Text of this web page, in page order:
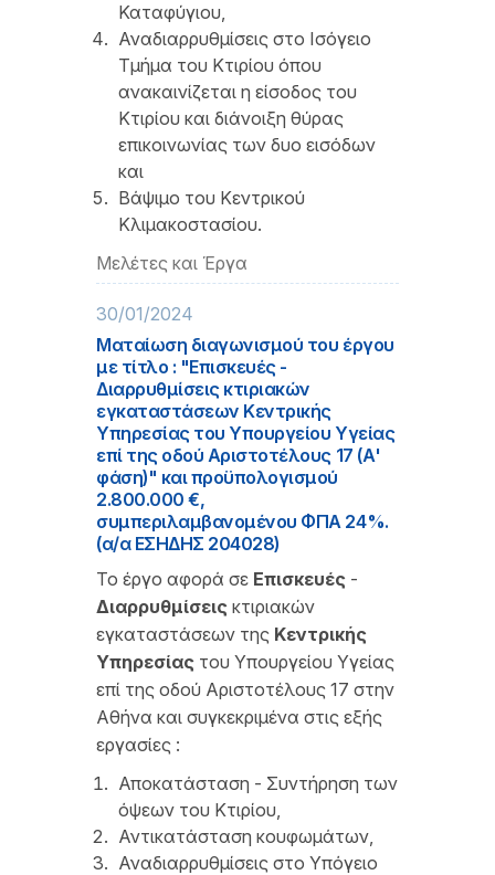
Καταφύγιου,
Αναδιαρρυθμίσεις στο Ισόγειο
Τμήμα του Κτιρίου όπου
ανακαινίζεται η είσοδος του
Κτιρίου και διάνοιξη θύρας
επικοινωνίας των δυο εισόδων
και
Βάψιμο του Κεντρικού
Κλιμακοστασίου.
Μελέτες και Έργα
30/01/2024
Ματαίωση διαγωνισμού του έργου
με τίτλο : "Επισκευές -
Διαρρυθμίσεις κτιριακών
εγκαταστάσεων Κεντρικής
Υπηρεσίας του Υπουργείου Υγείας
επί της οδού Αριστοτέλους 17 (Α'
φάση)" και προϋπολογισμού
2.800.000 €,
συμπεριλαμβανομένου ΦΠΑ 24%.
(α/α ΕΣΗΔΗΣ 204028)
Το έργο αφορά σε Επισκευές -
Διαρρυθμίσεις κτιριακών
εγκαταστάσεων της Κεντρικής
Υπηρεσίας του Υπουργείου Υγείας
επί της οδού Αριστοτέλους 17 στην
Αθήνα και συγκεκριμένα στις εξής
εργασίες :
Αποκατάσταση - Συντήρηση των
όψεων του Κτιρίου,
Αντικατάσταση κουφωμάτων,
Αναδιαρρυθμίσεις στο Υπόγειο